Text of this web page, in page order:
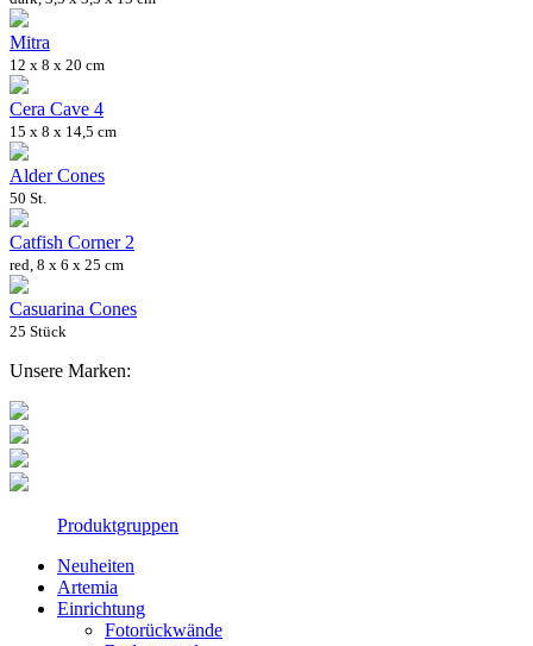
Mitra
12 x 8 x 20 cm
Cera Cave 4
15 x 8 x 14,5 cm
Alder Cones
50 St.
Catfish Corner 2
red, 8 x 6 x 25 cm
Casuarina Cones
25 Stück
Unsere Marken:
Produktgruppen
Neuheiten
Artemia
Einrichtung
Fotorückwände